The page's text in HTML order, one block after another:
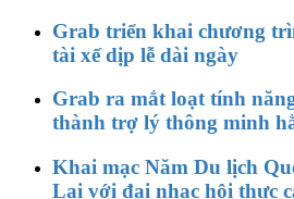
Grab triển khai chương
tài xế dịp lễ dài ngày
Grab ra mắt loạt tính
thành trợ lý thông minh
Khai mạc Năm Du lịch
Lai với đại nhạc hội thực